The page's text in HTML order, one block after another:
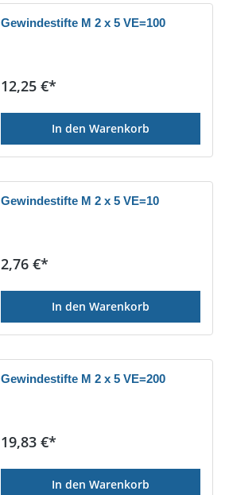
Gewindestifte M 2 x 5 VE=100
Regulärer Preis:
12,25 €*
In den Warenkorb
Gewindestifte M 2 x 5 VE=10
Regulärer Preis:
2,76 €*
In den Warenkorb
Gewindestifte M 2 x 5 VE=200
Regulärer Preis:
19,83 €*
In den Warenkorb